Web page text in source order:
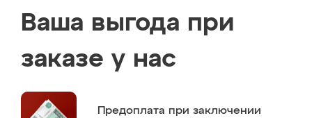
Ваша выгода при
заказе у нас
Предоплата при заключении